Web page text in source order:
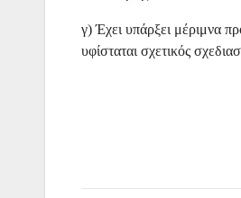
γ) Έχει υπάρξει μέριμνα
υφίσταται σχετικός